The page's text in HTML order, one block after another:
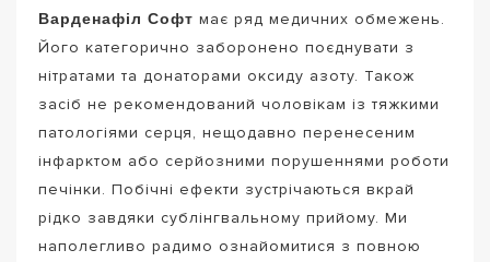
Варденафіл Софт має ряд медичних обмежень.
Його категорично заборонено поєднувати з
нітратами та донаторами оксиду азоту. Також
засіб не рекомендований чоловікам із тяжкими
патологіями серця, нещодавно перенесеним
інфарктом або серйозними порушеннями роботи
печінки. Побічні ефекти зустрічаються вкрай
рідко завдяки сублінгвальному прийому. Ми
наполегливо радимо ознайомитися з повною